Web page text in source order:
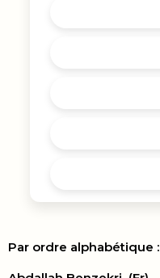
Par ordre alphabétique :